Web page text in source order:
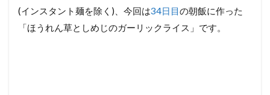
(インスタント麺を除く)、今回は34日目の朝飯に作った
「ほうれん草としめじのガーリックライス」です。